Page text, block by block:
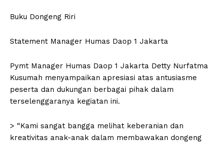
Buku Dongeng Riri
Statement Manager Humas Daop 1 Jakarta
Pymt Manager Humas Daop 1 Jakarta Detty Nurfatma
Kusumah menyampaikan apresiasi atas antusiasme
peserta dan dukungan berbagai pihak dalam
terselenggaranya kegiatan ini.
> “Kami sangat bangga melihat keberanian dan
kreativitas anak-anak dalam membawakan dongeng